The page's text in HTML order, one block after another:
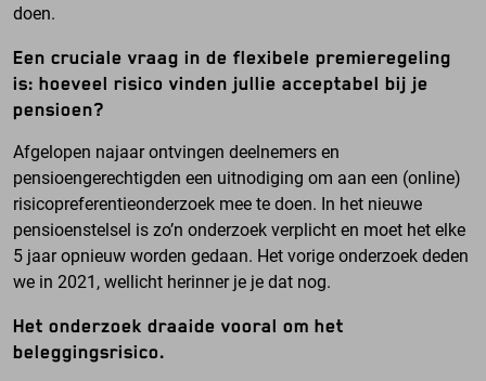
doen.
Een cruciale vraag in de flexibele premieregeling
is: hoeveel risico vinden jullie acceptabel bij je
pensioen?
Afgelopen najaar ontvingen deelnemers en
pensioengerechtigden een uitnodiging om aan een (online)
risicopreferentieonderzoek mee te doen. In het nieuwe
pensioenstelsel is zo’n onderzoek verplicht en moet het elke
5 jaar opnieuw worden gedaan. Het vorige onderzoek deden
we in 2021, wellicht herinner je je dat nog.
Het onderzoek draaide vooral om het
beleggingsrisico.